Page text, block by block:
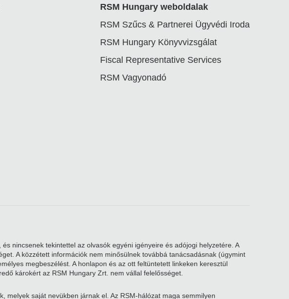
RSM Hungary weboldalak
RSM Szűcs & Partnerei Ügyvédi Iroda
RSM Hungary Könyvvizsgálat
Fiscal Representative Services
RSM Vagyonadó
nincsenek tekintettel az olvasók egyéni igényeire és adójogi helyzetére. A
A közzétett információk nem minősülnek továbbá tanácsadásnak (úgymint
megbeszélést. A honlapon és az ott feltüntetett linkeken keresztül
károkért az RSM Hungary Zrt. nem vállal felelősséget.
melyek saját nevükben járnak el. Az RSM-hálózat maga semmilyen